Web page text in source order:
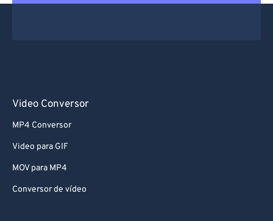
Video Conversor
MP4 Conversor
Video para GIF
MOV para MP4
Conversor de vídeo